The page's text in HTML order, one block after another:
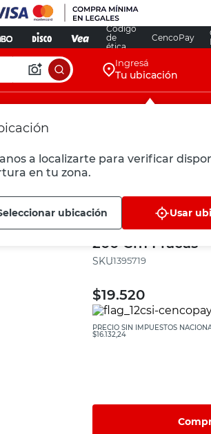
Código
de
ética
CencoPay
Ingresá
Tu ubicación
a localizarte para verificar
en tu zona.
ubicación Usar
Fracas
Perfil Unión
200 Cm Fracas
:1395719
$19.520
PRECIO SIN IMPUESTOS
$16.132,24